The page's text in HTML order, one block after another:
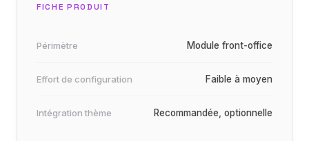
FICHE PRODUIT
Périmètre Module front-office
Effort de configuration Faible à moyen
Intégration thème Recommandée, optionnelle